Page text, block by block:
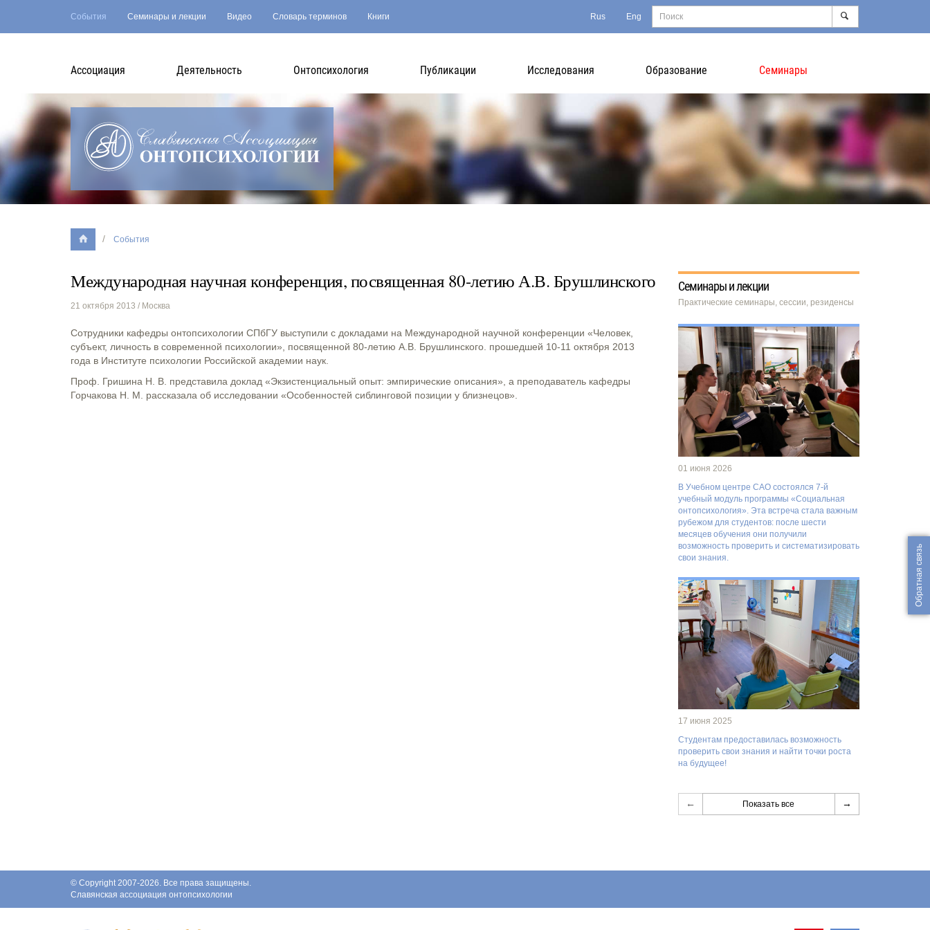
События Семинары и лекции Видео Словарь терминов Книги Rus Eng
Асcоциация Деятельность Онтопсихология Публикации Исследования Образование Семинары
События
Международная научная конференция, посвященная 80-летию А.В. Брушлинского
21 октября 2013 / Москва
Сотрудники кафедры онтопсихологии СПбГУ выступили с докладами на Международной научной конференции «Человек,
субъект, личность в современной психологии», посвященной 80-летию А.В. Брушлинского. прошедшей 10-11 октября 2013
года в Институте психологии Российской академии наук.
Проф. Гришина Н. В. представила доклад «Экзистенциальный опыт: эмпирические описания», а преподаватель кафедры
Горчакова Н. М. рассказала об исследовании «Особенностей сиблинговой позиции у близнецов».
Семинары и лекции
Практические семинары, сессии, резиденсы
01 июня 2026
В Учебном центре САО состоялся 7-й
учебный модуль программы «Социальная
онтопсихология». Эта встреча стала важным
рубежом для студентов: после шести
месяцев обучения они получили
возможность проверить и систематизировать
свои знания.
17 июня 2025
Студентам предоставилась возможность
проверить свои знания и найти точки роста
на будущее!
← Показать все →
© Copyright 2007-2026. Все права защищены.
Славянская ассоциация онтопсихологии
Обратная связь